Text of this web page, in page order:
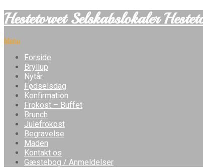
Hestetorvet Selskabslokaler
Menu
Forside
Bryllup
Nytår
Fødselsdag
Konfirmation
Frokost – Buffet
Brunch
Julefrokost
Begravelse
Maden
Kontakt os
Gæstebog / Anmeldelser